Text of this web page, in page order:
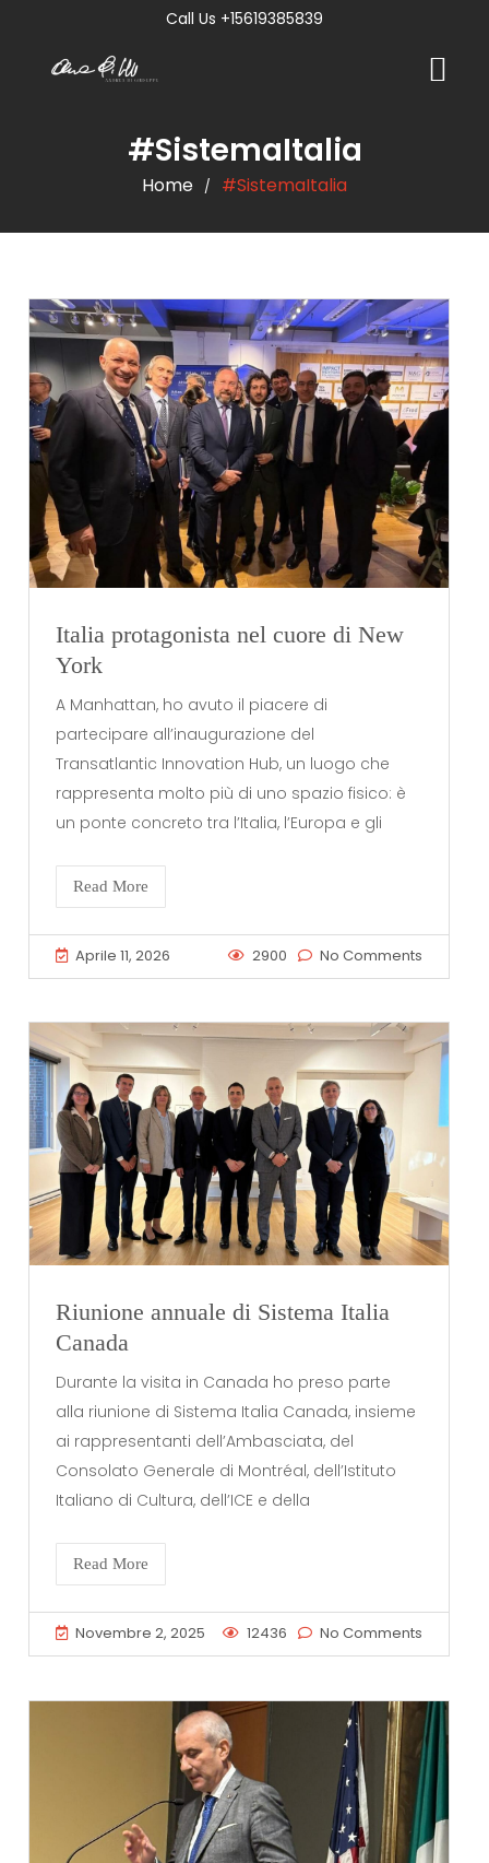
Call Us +15619385839
#SistemaItalia
Home / #SistemaItalia
Italia protagonista nel cuore di New
York
A Manhattan, ho avuto il piacere di
partecipare all’inaugurazione del
Transatlantic Innovation Hub, un luogo che
rappresenta molto più di uno spazio fisico: è
un ponte concreto tra l’Italia, l’Europa e gli
Read More
Aprile 11, 2026 2900 No Comments
Riunione annuale di Sistema Italia
Canada
Durante la visita in Canada ho preso parte
alla riunione di Sistema Italia Canada, insieme
ai rappresentanti dell’Ambasciata, del
Consolato Generale di Montréal, dell’Istituto
Italiano di Cultura, dell’ICE e della
Read More
Novembre 2, 2025 12436 No Comments